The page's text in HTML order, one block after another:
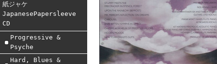
紙ジャケ
JapanesePapersleeve
CD
Progressive &
Psyche
Hard, Blues &